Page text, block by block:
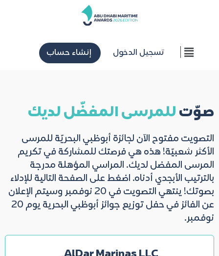
تسجيل الدخول إنشاء حساب
صوّت للمرسى المفضّل لديك
التصويت مفتوح الآن لجائزة أبوظبي البحريّة للمرسى
الأكثر شعبيّة! هذه هي فرصتك للمشاركة في تكريم
المرسى المفضل لديك. المراسي المؤهلة مدرجة
بالترتيب الأبجدي أدناه. اضغط على الصفحة التالية للإدلاء
بصوتك! ينتهي التصويت في 20 نوفمبر وسيتم الإعلان
عن الفائز في حفل توزيع جوائز أبوظبي البحرية يوم 20
نوفمبر.